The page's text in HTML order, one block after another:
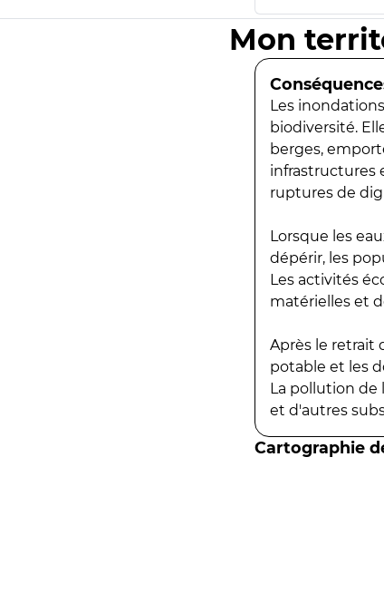
Mon
Les
biodiversité.
berges,
infrastructures
ruptures de
Lorsque les
dépérir, les
Les activités
matérielles et
Après le retrait
potable et les
La pollution de
et d'autres
Cartographie